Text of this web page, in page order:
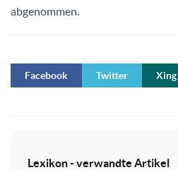
abgenommen.
Facebook Twitter Xing
Lexikon - verwandte Artikel